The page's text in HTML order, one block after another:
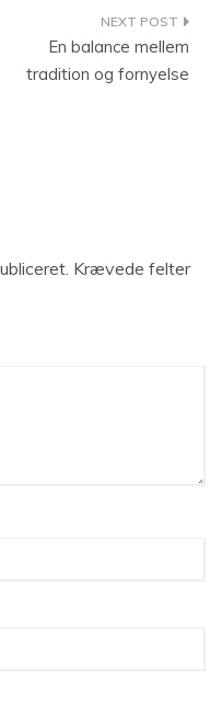
En balance mellem
tradition og fornyelse
Krævede felter